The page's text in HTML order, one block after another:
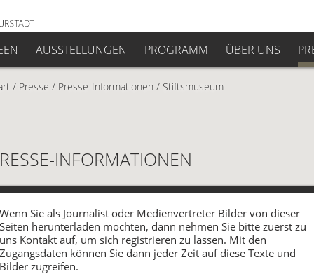
/ Presse / Presse-Informationen / Stiftsmuseum
AUSSTELLUNGEN PROGRAMM ÜBER UNS
INFORMATIONEN
Wenn Sie als Journalist oder Medienvertreter Bilder von dieser
Seiten herunterladen möchten, dann nehmen Sie bitte zuerst zu
uns Kontakt auf, um sich registrieren zu lassen. Mit den
Zugangsdaten können Sie dann jeder Zeit auf diese Texte und
Bilder zugreifen.